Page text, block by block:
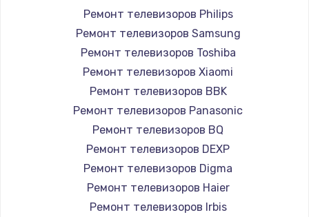
Замена Bluetooth/Wi-Fi модуля
Заказать
Замена картридера
890 руб.
Заказать
Ремонт телевизоров Philips
Ремонт телевизоров Samsung
Ремонт телевизоров Toshiba
Ремонт телевизоров Xiaomi
Ремонт телевизоров BBK
Ремонт телевизоров Panasonic
Ремонт телевизоров BQ
Ремонт телевизоров DEXP
Ремонт телевизоров Digma
Ремонт телевизоров Haier
Ремонт телевизоров Irbis